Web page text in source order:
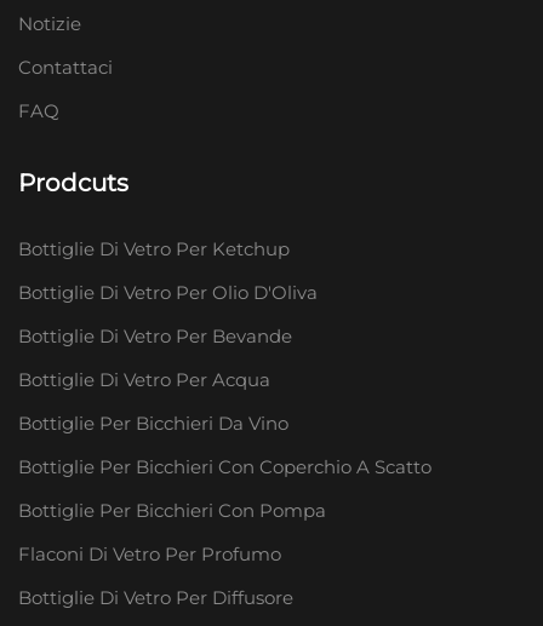
Notizie
Contattaci
FAQ
Prodcuts
Bottiglie Di Vetro Per Ketchup
Bottiglie Di Vetro Per Olio D'Oliva
Bottiglie Di Vetro Per Bevande
Bottiglie Di Vetro Per Acqua
Bottiglie Per Bicchieri Da Vino
Bottiglie Per Bicchieri Con Coperchio A Scatto
Bottiglie Per Bicchieri Con Pompa
Flaconi Di Vetro Per Profumo
Bottiglie Di Vetro Per Diffusore